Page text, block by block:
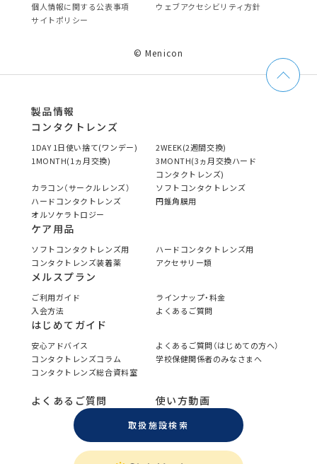
個⼈情報に関する公表事項
ウェブアクセシビリティ方針
サイトポリシー
© Menicon
製品情報
コンタクトレンズ
1DAY 1日使い捨て(ワンデー)
2WEEK(2週間交換)
1MONTH(1ヵ月交換)
3MONTH(3ヵ月交換ハード
コンタクトレンズ)
カラコン（サークルレンズ）
ソフトコンタクトレンズ
ハードコンタクトレンズ
円錐角膜用
オルソケラトロジー
ケア用品
ソフトコンタクトレンズ用
ハードコンタクトレンズ用
コンタクトレンズ装着薬
アクセサリー類
メルスプラン
ご利用ガイド
ラインナップ・料金
入会方法
よくあるご質問
はじめてガイド
安心アドバイス
よくあるご質問（はじめての方へ）
コンタクトレンズコラム
学校保健関係者のみなさまへ
コンタクトレンズ総合資料室
よくあるご質問 使い方動画
取扱施設検索